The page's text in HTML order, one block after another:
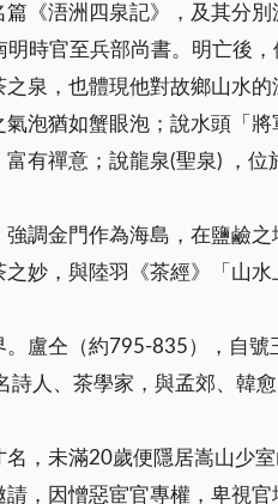
《浯洲四泉記》，及其分
時官至兵部尚書。明亡後
泉，也體現他對故鄉山水的
泡猶如蟹眼泡；說水頭「
有禪意；說龍泉(聖泉) ，位
調金門作為海島，在鹽鹼
妙，與陸羽《茶經》「山
盧仝（約795-835），自
人、茶學家，與孟郊、韓
未滿20歲便隱居嵩山少
，因憎惡宦官專權，卑視